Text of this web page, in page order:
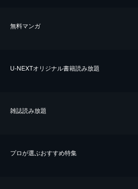
無料マンガ
U-NEXTオリジナル書籍読み放題
雑誌読み放題
プロが選ぶおすすめ特集